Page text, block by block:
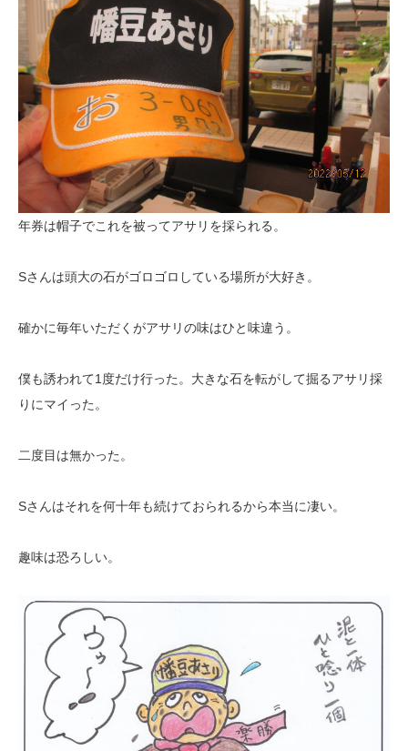
年券は帽子でこれを被ってアサリを採られる。
Sさんは頭大の石がゴロゴロしている場所が大好き。
確かに毎年いただくがアサリの味はひと味違う。
僕も誘われて1度だけ行った。大きな石を転がして掘るアサリ採
りにマイった。
二度目は無かった。
Sさんはそれを何十年も続けておられるから本当に凄い。
趣味は恐ろしい。